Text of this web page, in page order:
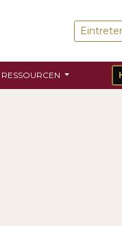
RESSOURCEN